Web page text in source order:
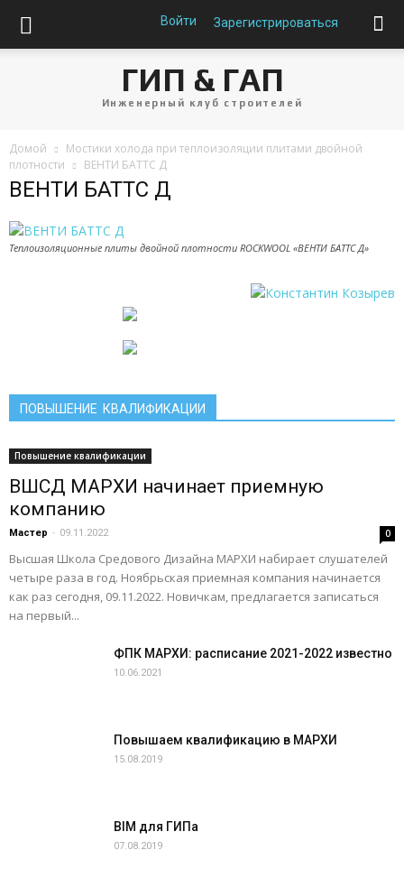
Войти Зарегистрироваться
ГИП & ГАП
Инженерный клуб строителей
Домой
Мостики холода при теплоизоляции плитами двойной
плотности
ВЕНТИ БАТТС Д
ВЕНТИ БАТТС Д
Теплоизоляционные плиты двойной плотности ROCKWOOL «ВЕНТИ БАТТС Д»
ПОВЫШЕНИЕ КВАЛИФИКАЦИИ
Повышение квалификации
ВШСД МАРХИ начинает приемную
компанию
Мастер - 09.11.2022 0
Высшая Школа Средового Дизайна МАРХИ набирает слушателей
четыре раза в год. Ноябрьская приемная компания начинается
как раз сегодня, 09.11.2022. Новичкам, предлагается записаться
на первый...
ФПК МАРХИ: расписание 2021-2022 известно
10.06.2021
Повышаем квалификацию в МАРХИ
15.08.2019
BIM для ГИПа
07.08.2019